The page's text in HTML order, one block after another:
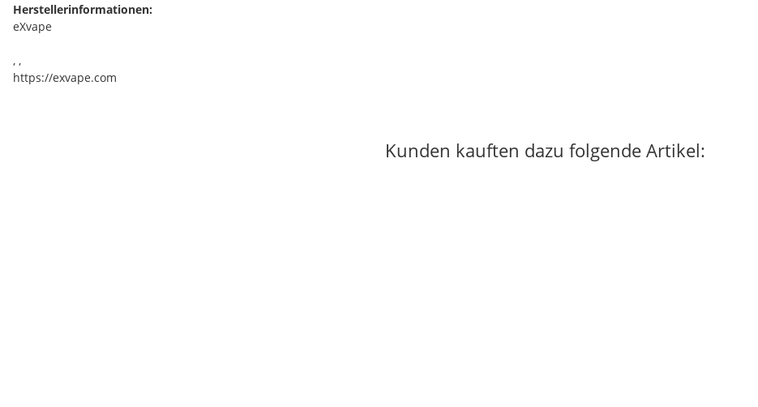
Herstellerinformationen:
eXvape
, ,
https://exvape.com
Kunden kauften dazu folgende Artikel: